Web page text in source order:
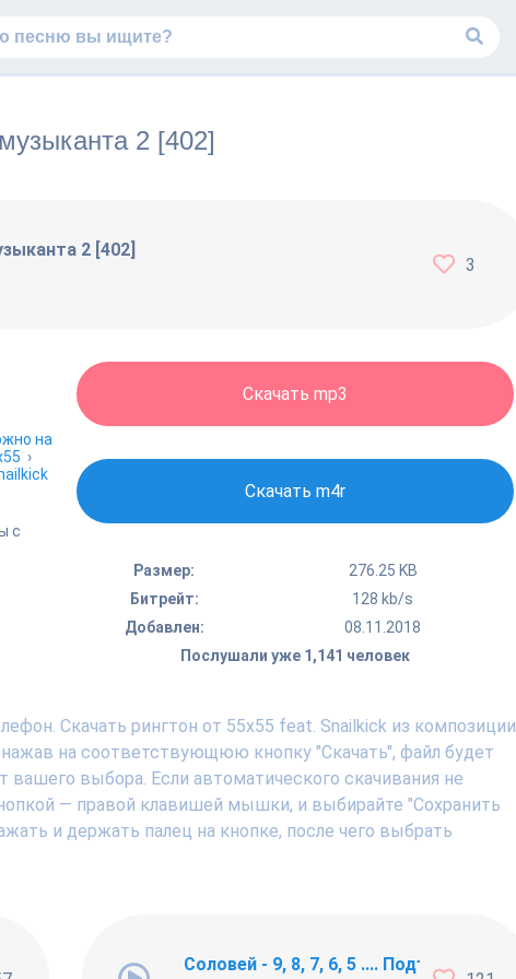
2 [402]
2 [402]
3
на
›
с
Скачать mp3
Скачать m4r
Размер:
276.25 KB
Битрейт:
128 kb/s
Добавлен:
08.11.2018
Послушали уже 1,141 человек
Скачать рингтон от 55x55 feat. Snailkick из композиции
на соответствующюю кнопку "Скачать", файл будет
вашего выбора. Если автоматического скачивания не
— правой клавишей мышки, и выбирайте "Сохранить
и держать палец на кнопке, после чего выбрать
Соловей - 9, 8, 7, 6, 5 .... Подъём !!!